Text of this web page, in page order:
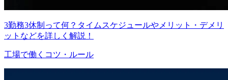
3勤務3休制って何？タイムスケジュールやメリット・デメリ
ットなどを詳しく解説！
工場で働くコツ・ルール